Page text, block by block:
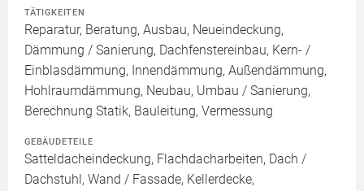
TÄTIGKEITEN
Reparatur, Beratung, Ausbau, Neueindeckung,
Dämmung / Sanierung, Dachfenstereinbau, Kern- /
Einblasdämmung, Innendämmung, Außendämmung,
Hohlraumdämmung, Neubau, Umbau / Sanierung,
Berechnung Statik, Bauleitung, Vermessung
GEBÄUDETEILE
Satteldacheindeckung, Flachdacharbeiten, Dach /
Dachstuhl, Wand / Fassade, Kellerdecke,